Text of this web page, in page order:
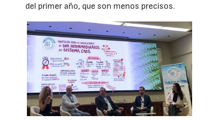
del primer año, que son menos precisos.